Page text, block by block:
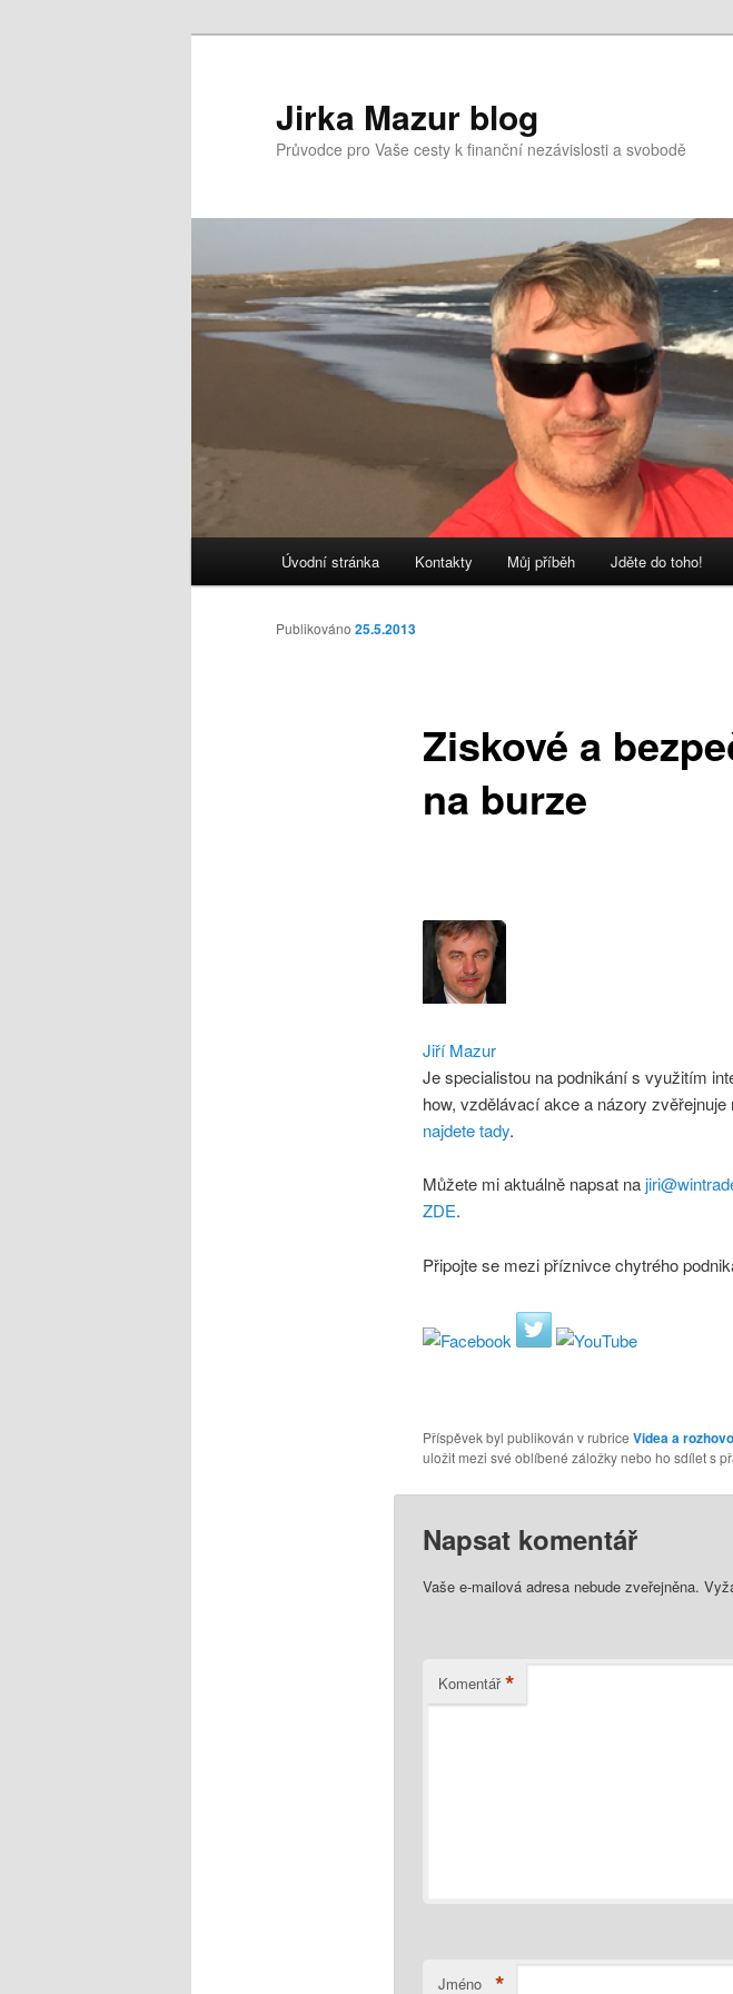
Jirka Mazur blog
Průvodce pro Vaše cesty k finanční nezávislosti a svobodě
Úvodní stránka Kontakty Můj příběh Jděte do toho!
Ziskové a
na burze
Publikováno 25.5.2013
Jiří Mazur
Je specialistou na podnikání s využitím
how, vzdělávací akce a názory
najdete tady.
Můžete mi aktuálně napsat na
ZDE.
Připojte se mezi příznivce chytrého
Příspěvek byl publikován v rubrice Videa a
uložit mezi své oblíbené záložky nebo ho sdílet s
Napsat komentář
Vaše e-mailová adresa nebude zveřejněna.
Komentář *
Jméno *